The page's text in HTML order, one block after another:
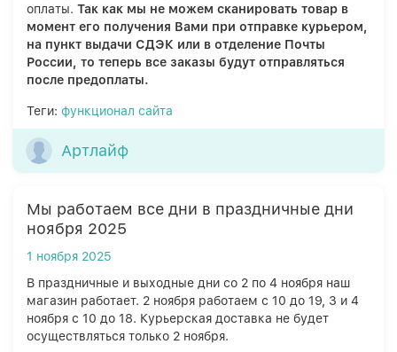
оплаты. Так как мы не можем сканировать товар в
момент его получения Вами при отправке курьером,
на пункт выдачи СДЭК или в отделение Почты
России, то теперь все заказы будут отправляться
после предоплаты.
Теги: функционал сайта
Артлайф
Мы работаем все дни в праздничные дни
ноября 2025
1 ноября 2025
В праздничные и выходные дни со 2 по 4 ноября наш
магазин работает. 2 ноября работаем с 10 до 19, 3 и 4
ноября с 10 до 18. Курьерская доставка не будет
осуществляться только 2 ноября.